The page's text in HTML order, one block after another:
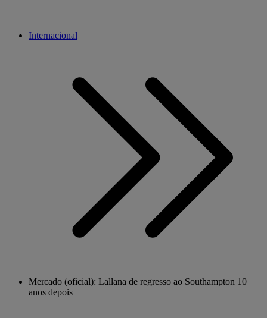
Internacional
Mercado (oficial): Lallana de regresso ao Southampton 10
anos depois